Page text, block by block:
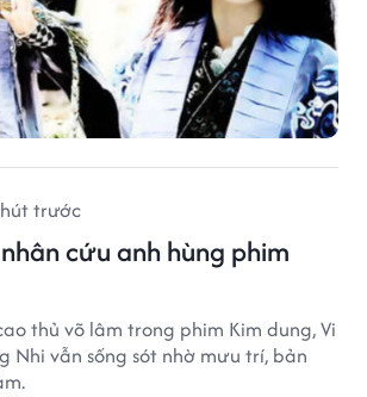
trước
cứu anh hùng phim
thủ võ lâm trong phim Kim dung, Vi
Nhi vẫn sống sót nhờ mưu trí, bản